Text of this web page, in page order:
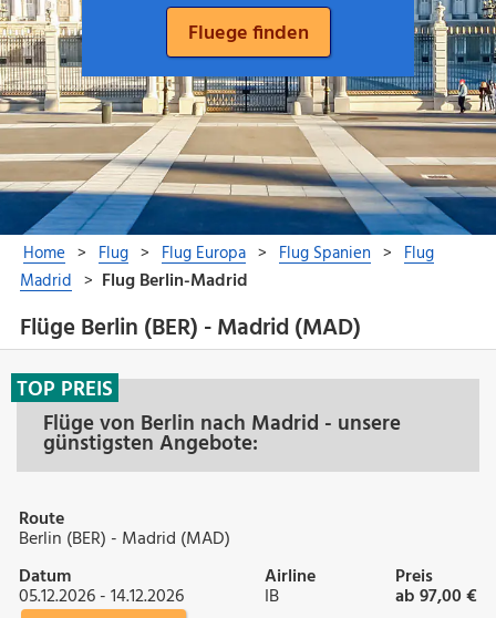
Flüge Berlin (BER) - Madrid (MAD)
Flüge von Berlin nach Madrid - unsere
günstigsten Angebote:
TOP PREIS
Route
Berlin (BER) - Madrid (MAD)
Datum
05.12.2026 - 14.12.2026
Airline
IB
Preis
ab 97,00 €